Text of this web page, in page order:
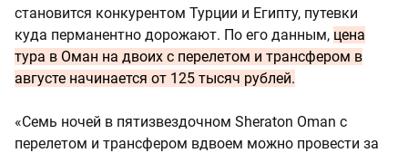
становится конкурентом Турции и Египту, путевки
куда перманентно дорожают. По его данным, цена
тура в Оман на двоих с перелетом и трансфером в
августе начинается от 125 тысяч рублей.
«Семь ночей в пятизвездочном Sheraton Oman с
перелетом и трансфером вдвоем можно провести за